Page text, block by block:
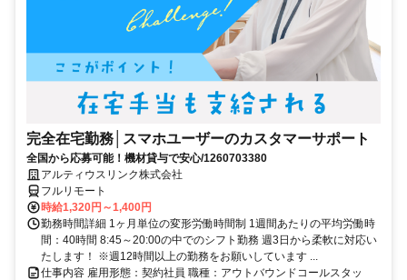
完全在宅勤務│スマホユーザーのカスタマーサポート
全国から応募可能！機材貸与で安心/1260703380
アルティウスリンク株式会社
フルリモート
時給1,320円～1,400円
勤務時間詳細 1ヶ月単位の変形労働時間制 1週間あたりの平均労働時
間：40時間 8:45～20:00の中でのシフト勤務 週3日から柔軟に対応い
たします！ ※週12時間以上の勤務をお願いしています ...
仕事内容 雇用形態：契約社員 職種：アウトバウンドコールスタッ